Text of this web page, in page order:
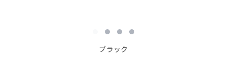
ブラック